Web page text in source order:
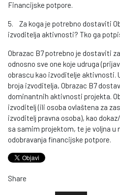
Financijske potpore.
5. Za koga je potrebno dostaviti
izvoditelja aktivnosti? Tko ga
Obrazac B7 potrebno je dostaviti
odnosno sve one koje udruga
obrascu kao izvoditelje aktivnosti.
broja izvoditelja, Obrazac B7
dominantnih aktivnosti projekta.
izvoditelj (ili osoba ovlaštena za
izvoditelj pravna osoba), kao
sa samim projektom, te je voljna u
odobravanja financijske potpore.
Share